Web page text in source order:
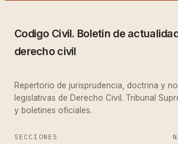
Codigo Civil. Boletin de
derecho civil
Repertorio de jurisprudencia, doctrina y
legislativas de Derecho Civil. Tribunal
y boletines oficiales.
SECCIONES